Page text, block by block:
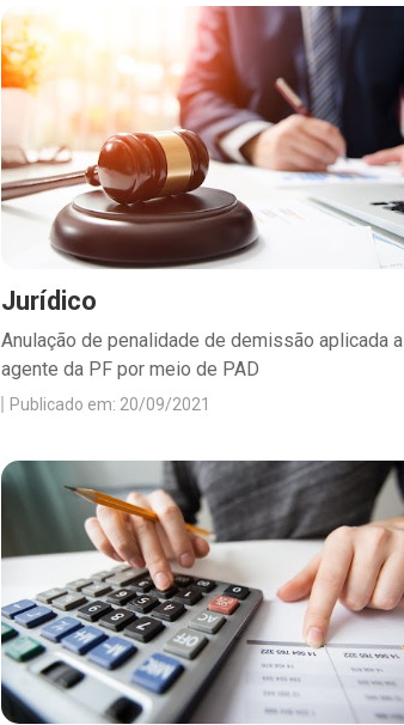
Jurídico
Anulação de penalidade de demissão aplicada a
agente da PF por meio de PAD
Publicado em: 20/09/2021